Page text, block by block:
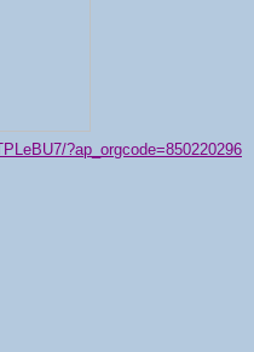
?ap_orgcode=850220296